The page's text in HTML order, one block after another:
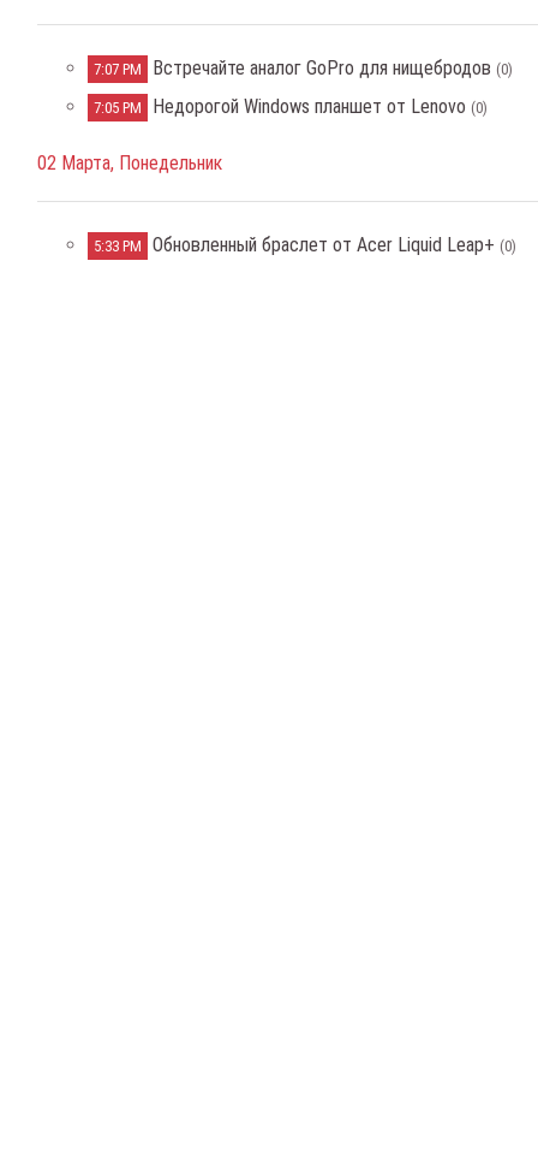
7:07 PM Встречайте аналог GoPro для нищебродов (0)
7:05 PM Недорогой Windows планшет от Lenovo (0)
02 Марта, Понедельник
5:33 PM Обновленный браслет от Acer Liquid Leap+ (0)